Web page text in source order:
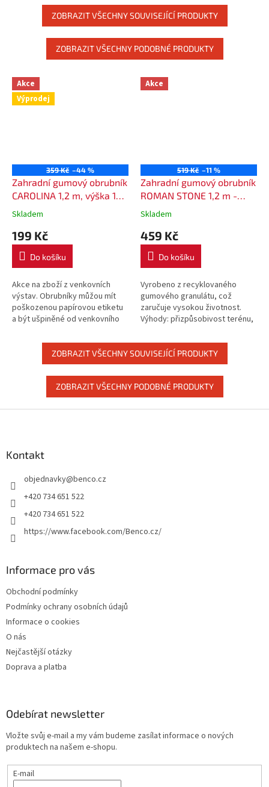
1 ks dlaždice.
ZOBRAZIT VŠECHNY SOUVISEJÍCÍ PRODUKTY
ZOBRAZIT VŠECHNY PODOBNÉ PRODUKTY
Akce
Výprodej
359 Kč –44 %
Zahradní gumový obrubník
CAROLINA 1,2 m, výška 15
cm - barva šedá
Skladem
199 Kč
Do košíku
Akce na zboží z venkovních
výstav. Obrubníky můžou mít
poškozenou papírovou etiketu
a být ušpiněné od venkovního
vliv na funkčnost výrobku. Platí...
Akce
519 Kč –11 %
Zahradní gumový obrubník
ROMAN STONE 1,2 m -
barva šedá
Skladem
459 Kč
Do košíku
Vyrobeno z recyklovaného
gumového granulátu, což
zaručuje vysokou životnost.
Výhody: přizpůsobivost terénu,
nárazuvzdornost, odolnost
proti poškození. Gumový...
ZOBRAZIT VŠECHNY SOUVISEJÍCÍ PRODUKTY
ZOBRAZIT VŠECHNY PODOBNÉ PRODUKTY
Kontakt
objednavky@benco.cz
+420 734 651 522
+420 734 651 522
https://www.facebook.com/Benco.cz/
Informace pro vás
Obchodní podmínky
Podmínky ochrany osobních údajů
Informace o cookies
O nás
Nejčastější otázky
Doprava a platba
Odebírat newsletter
Vložte svůj e-mail a my vám budeme zasílat informace o nových
produktech na našem e-shopu.
E-mail